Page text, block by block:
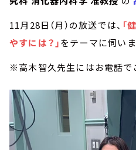
11月28日（月）の放送では、 「
やすには？」をテーマに伺いま
※高木智久先生にはお電話で